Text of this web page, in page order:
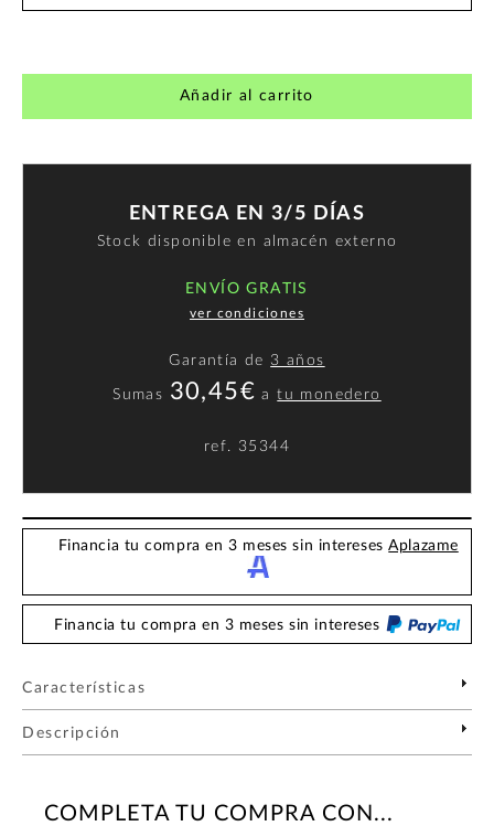
Añadir al carrito
ENTREGA EN 3/5 DÍAS
Stock disponible en almacén externo
ENVÍO GRATIS
ver condiciones
Garantía de 3 años
Sumas 30,45€ atu monedero
ref. 35344
Financia tu compra en 3 meses sin interesesAplazame
Financia tu compra en 3 meses sin intereses
Características
Descripción
COMPLETA TU COMPRA CON...